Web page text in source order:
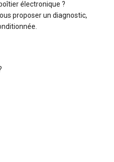
électronique ?
proposer un diagnostic,